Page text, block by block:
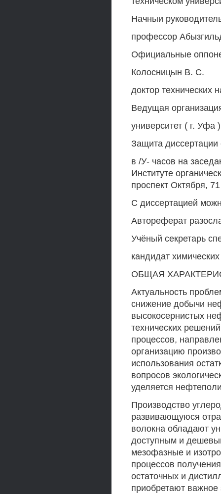
Начныи
профессор
Официальные
Колосницын В. С.
доктор технических
Ведущая
университет ( г. Уфа )
Защита диссертации
в /У- часов на
Институте
проспект Октября, 71
С диссертацией
Автореферат
Учёный секретарь
кандидат
ОБЩАЯ
Актуальность
снижение добычи
высокосернистых
технических
процессов,
организацию
использования
вопросов
уделяется
Производство
развивающуюся
волокна обладают
доступным и
мезофазные и
процессов
остаточных и
приобретают важное